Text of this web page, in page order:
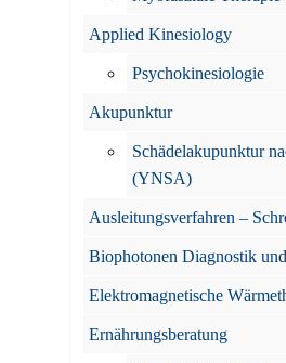
Applied Kinesiology
Psychokinesiologie
Akupunktur
Schädelakupunktur
(YNSA)
Ausleitungsverfahren –
Biophotonen Diagnostik
Elektromagnetische
Ernährungsberatung